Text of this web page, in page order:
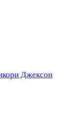
Джексон